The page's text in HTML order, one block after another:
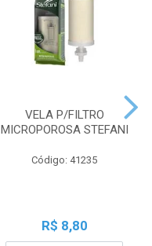
VELA P/FILTRO
MICROPOROSA STEFANI
Código: 41235
R$ 8,80